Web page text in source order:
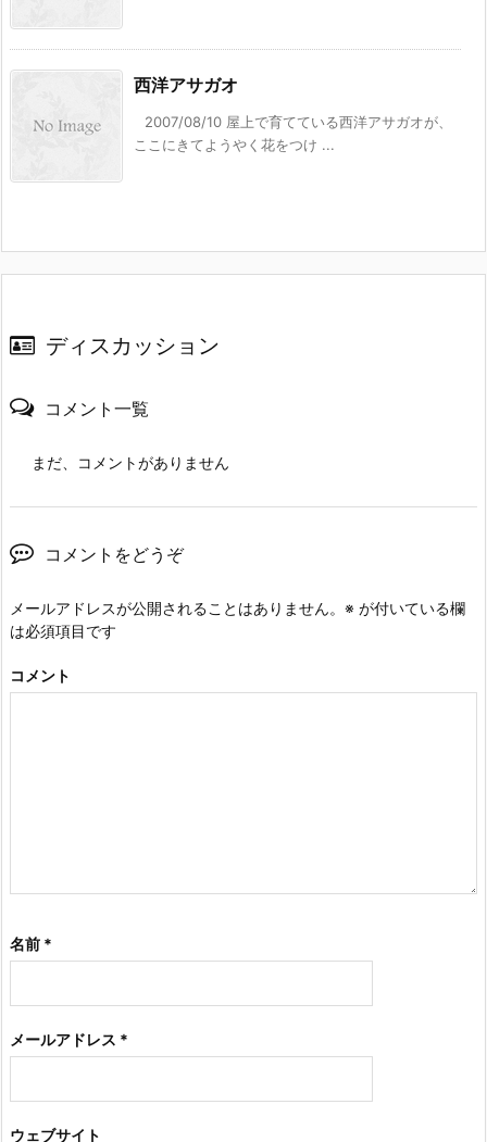
西洋アサガオ
2007/08/10 屋上で育てている西洋アサガオが、
ここにきてようやく花をつけ ...
ディスカッション
コメント一覧
まだ、コメントがありません
コメントをどうぞ
メールアドレスが公開されることはありません。 ※ が付いている欄
は必須項目です
コメント
名前 *
メールアドレス *
ウェブサイト